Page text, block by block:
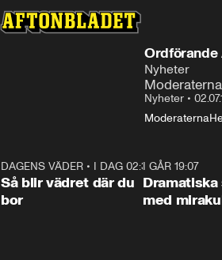
Ordförande
Nyheter
Nyheter •
Moderaterna
1:06
DAGENS VÄDER • I DAG 02:30
Så blir vädret där du
bor
I GÅR 19:07
med